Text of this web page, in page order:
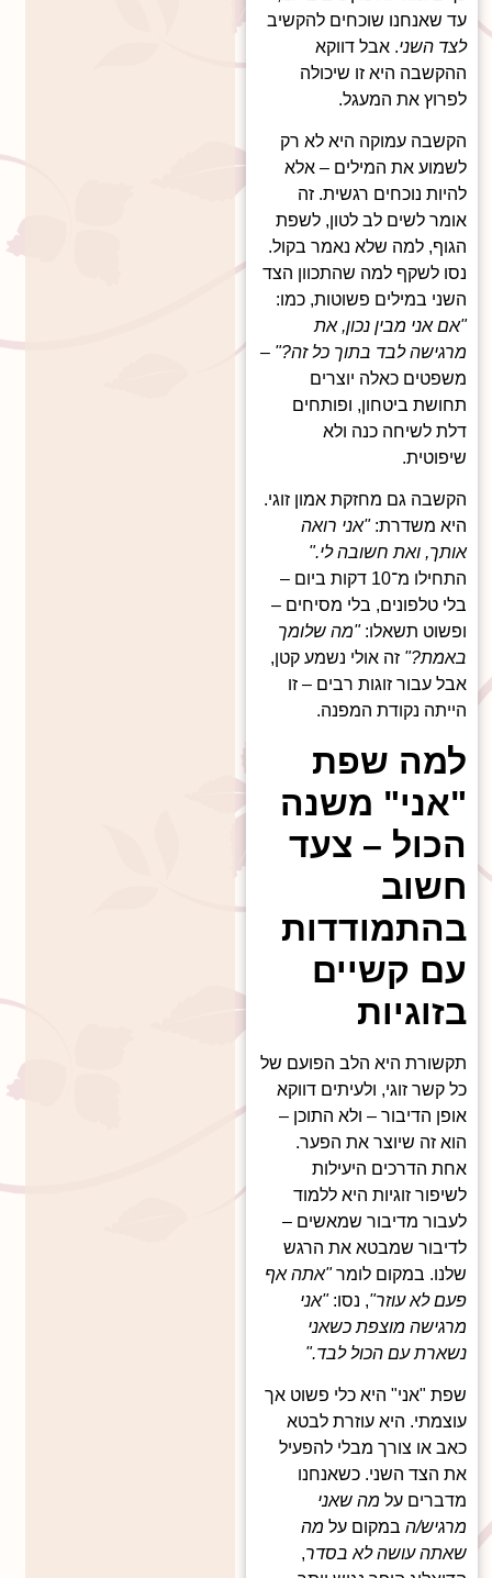
עד שאנחנו שוכחים להקשיב
לצד השני. אבל דווקא
ההקשבה היא זו שיכולה
לפרוץ את המעגל.
הקשבה עמוקה היא לא רק
לשמוע את המילים – אלא
להיות נוכחים רגשית. זה
אומר לשים לב לטון, לשפת
הגוף, למה שלא נאמר בקול.
נסו לשקף למה שהתכוון הצד
השני במילים פשוטות, כמו:
"אם אני מבין נכון, את
מרגישה לבד בתוך כל זה?" –
משפטים כאלה יוצרים
תחושת ביטחון, ופותחים
דלת לשיחה כנה ולא
שיפוטית.
הקשבה גם מחזקת אמון זוגי.
היא משדרת:"אני רואה
אותך, ואת חשובה לי."
התחילו מ־10 דקות ביום –
בלי טלפונים, בלי מסיחים –
ופשוט תשאלו:"מה שלומך
באמת?" זה אולי נשמע קטן,
אבל עבור זוגות רבים – זו
הייתה נקודת המפנה.
למה שפת
"אני" משנה
הכול – צעד
חשוב
בהתמודדות
עם קשיים
בזוגיות
תקשורת היא הלב הפועם של
כל קשר זוגי, ולעיתים דווקא
אופן הדיבור – ולא התוכן –
הוא זה שיוצר את הפער.
אחת הדרכים היעילות
לשיפור זוגיות היא ללמוד
לעבור מדיבור שמאשים –
לדיבור שמבטא את הרגש
שלנו. במקום לומר"אתה אף
פעם לא עוזר", נסו:"אני
מרגישה מוצפת כשאני
נשארת עם הכול לבד."
שפת "אני" היא כלי פשוט אך
עוצמתי. היא עוזרת לבטא
כאב או צורך מבלי להפעיל
את הצד השני. כשאנחנו
מדברים על מה שאני
מרגיש/ה במקום על מה
שאתה עושה לא בסדר,